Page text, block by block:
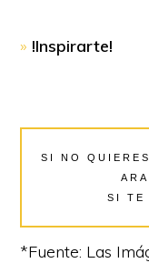
» !Inspirarte!
SI NO
SI TE
*Fuente: Las